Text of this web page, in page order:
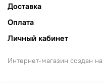
Доставка
Оплата
Личный кабинет
Интернет-магазин создан на